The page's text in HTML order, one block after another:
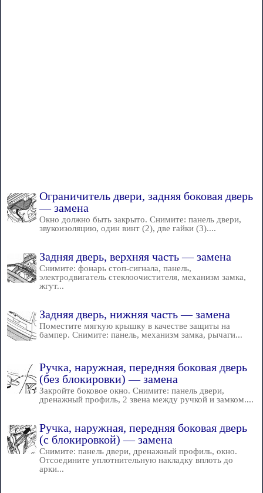
Ограничитель двери, задняя боковая дверь
— замена
Окно должно быть закрыто. Снимите: панель двери,
звукоизоляцию, один винт (2), две гайки (3)....
Задняя дверь, верхняя часть — замена
Снимите: фонарь стоп-сигнала, панель,
электродвигатель стеклоочистителя, механизм замка,
жгут...
Задняя дверь, нижняя часть — замена
Поместите мягкую крышку в качестве защиты на
бампер. Снимите: панель, механизм замка, рычаги...
Ручка, наружная, передняя боковая дверь
(без блокировки) — замена
Закройте боковое окно. Снимите: панель двери,
дренажный профиль, 2 звена между ручкой и замком....
Ручка, наружная, передняя боковая дверь
(с блокировкой) — замена
Снимите: панель двери, дренажный профиль, окно.
Отсоедините уплотнительную накладку вплоть до
арки...